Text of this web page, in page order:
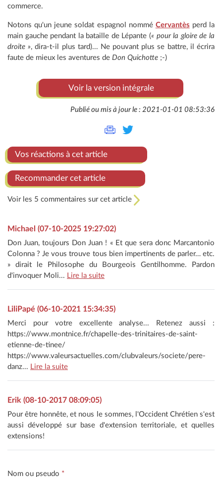
commerce.
Notons qu'un jeune soldat espagnol nommé Cervantès perd la
main gauche pendant la bataille de Lépante (« pour la gloire de la
droite », dira-t-il plus tard)... Ne pouvant plus se battre, il écrira
faute de mieux les aventures de Don Quichotte ;-)
Voir la version intégrale
Publié ou mis à jour le : 2021-01-01 08:53:36
Vos réactions à cet article
Recommander cet article
Voir les 5 commentaires sur cet article
Michael (07-10-2025 19:27:02)
Don Juan, toujours Don Juan ! « Et que sera donc Marcantonio
Colonna ? Je vous trouve tous bien impertinents de parler… etc.
» dirait le Philosophe du Bourgeois Gentilhomme. Pardon
d'invoquer Moli... Lire la suite
LiliPapé (06-10-2021 15:34:35)
Merci pour votre excellente analyse... Retenez aussi :
https://www.montnice.fr/chapelle-des-trinitaires-de-saint-
etienne-de-tinee/
https://www.valeursactuelles.com/clubvaleurs/societe/pere-
danz... Lire la suite
Erik (08-10-2017 08:09:05)
Pour être honnête, et nous le sommes, l'Occident Chrétien s'est
aussi développé sur base d'extension territoriale, et quelles
extensions!
Nom ou pseudo *